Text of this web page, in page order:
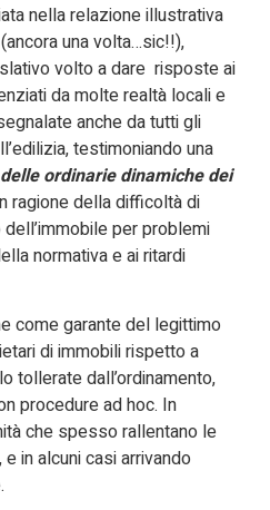
nella relazione illustrativa
una volta…sic!!),
volto a dare risposte ai
da molte realtà locali e
anche da tutti gli
testimoniando una
ordinarie dinamiche dei
ragione della difficoltà di
per problemi
normativa e ai ritardi
come garante del legittimo
di immobili rispetto a
tollerate dall’ordinamento,
procedure ad hoc. In
che spesso rallentano le
in alcuni casi arrivando